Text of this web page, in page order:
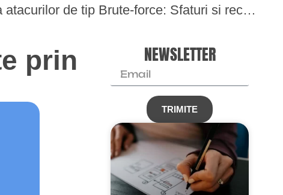
Protejarea impotriva atacurilor de tip Brute-force: Sfaturi si recomandari
prin
NEWSLETTER
TRIMITE